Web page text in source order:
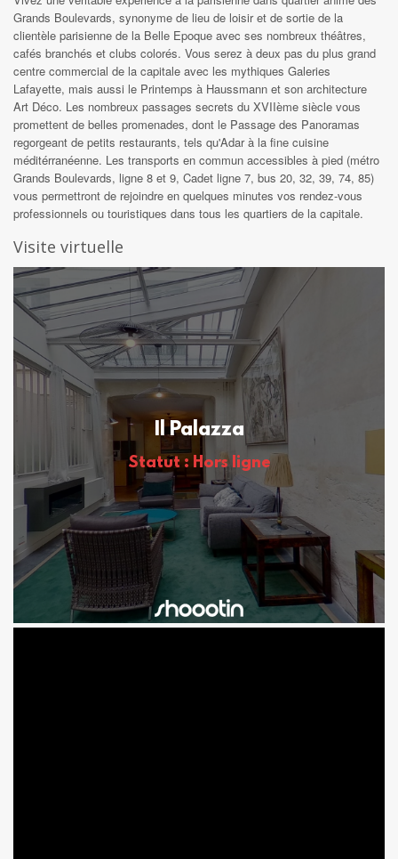
Grands Boulevards, synonyme de lieu de loisir et de sortie de la
clientèle parisienne de la Belle Epoque avec ses nombreux théâtres,
cafés branchés et clubs colorés. Vous serez à deux pas du plus grand
centre commercial de la capitale avec les mythiques Galeries
Lafayette, mais aussi le Printemps à Haussmann et son architecture
Art Déco. Les nombreux passages secrets du XVIIème siècle vous
promettent de belles promenades, dont le Passage des Panoramas
regorgeant de petits restaurants, tels qu'Adar à la fine cuisine
méditérranéenne. Les transports en commun accessibles à pied (métro
Grands Boulevards, ligne 8 et 9, Cadet ligne 7, bus 20, 32, 39, 74, 85)
vous permettront de rejoindre en quelques minutes vos rendez-vous
professionnels ou touristiques dans tous les quartiers de la capitale.
Visite virtuelle